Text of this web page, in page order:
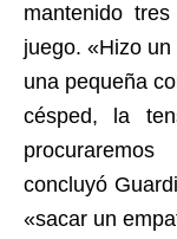
mantenido
juego. «Hizo
una pequeña
césped, la
concluyó
«sacar un